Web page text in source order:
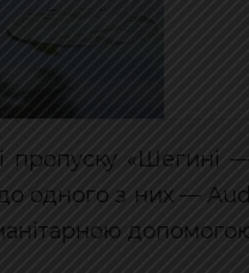
пропуску «Шегині
одного з них —